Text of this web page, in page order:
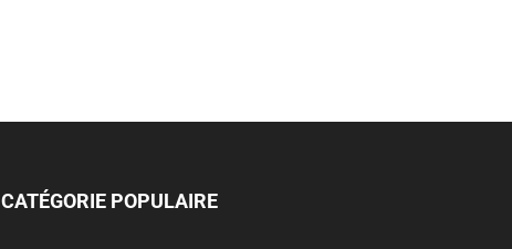
CATÉGORIE POPULAIRE